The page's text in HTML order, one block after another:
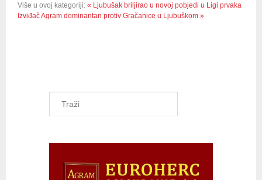
Više u ovoj kategoriji: « Ljubušak briljirao u novoj pobjedi u Ligi prvaka
Izviđač Agram dominantan protiv Gračanice u Ljubuškom »